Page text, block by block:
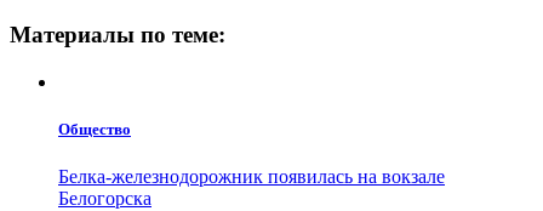
Материалы по теме:
Общество
Белка-железнодорожник появилась на вокзале
Белогорска